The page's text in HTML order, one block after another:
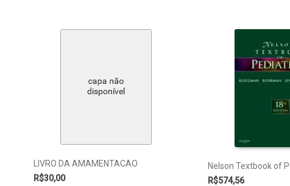
LIVRO DA AMAMENTACAO
R$30,00
Nelson Textbook of
R$574,56